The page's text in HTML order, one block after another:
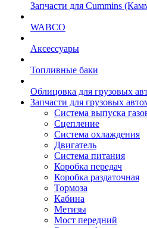
Запчасти для Cummins
WABCO
Аксессуары
Топливные баки
Облицовка для грузовых
Запчасти для грузовых
Система выпуска
Сцепление
Система охлаждения
Двигатель
Система питания
Коробка передач
Коробка раздаточная
Тормоза
Кабина
Метизы
Мост передний